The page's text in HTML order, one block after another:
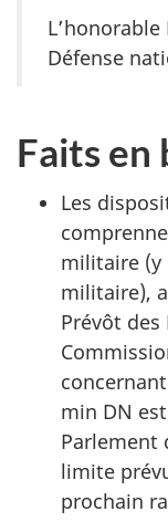
Défense
Faits en
Les
militaire (y
militaire),
Prévôt des
min DN
Parlement
limite
prochain